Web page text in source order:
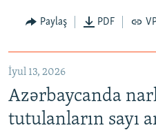
Paylaş PDF
İyul 13, 2026
Azərbaycanda
tutulanların sayı